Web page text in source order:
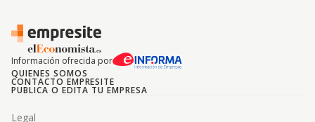
Información ofrecida por
QUIENES SOMOS
CONTACTO EMPRESITE
PUBLICA O EDITA TU EMPRESA
Legal